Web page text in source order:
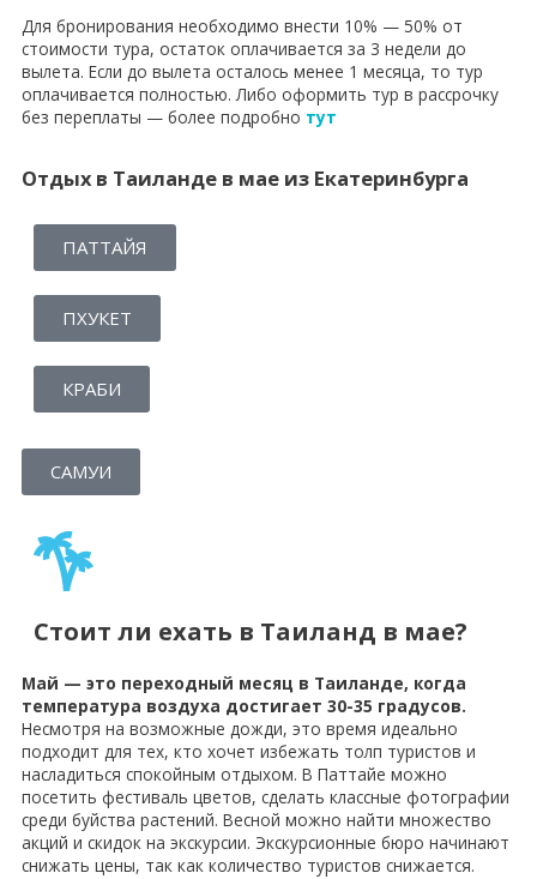
Для бронирования необходимо внести 10% — 50% от
стоимости тура, остаток оплачивается за 3 недели до
вылета. Если до вылета осталось менее 1 месяца, то тур
оплачивается полностью. Либо оформить тур в рассрочку
без переплаты — более подробно тут
Отдых в Таиланде в мае из Екатеринбурга
ПАТТАЙЯ
ПХУКЕТ
КРАБИ
САМУИ
Стоит ли ехать в Таиланд в мае?
Май — это переходный месяц в Таиланде, когда
температура воздуха достигает 30-35 градусов.
Несмотря на возможные дожди, это время идеально
подходит для тех, кто хочет избежать толп туристов и
насладиться спокойным отдыхом. В Паттайе можно
посетить фестиваль цветов, сделать классные фотографии
среди буйства растений. Весной можно найти множество
акций и скидок на экскурсии. Экскурсионные бюро начинают
снижать цены, так как количество туристов снижается.